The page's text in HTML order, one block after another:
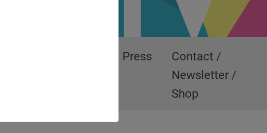
Press
Contact /
Newsletter /
Shop